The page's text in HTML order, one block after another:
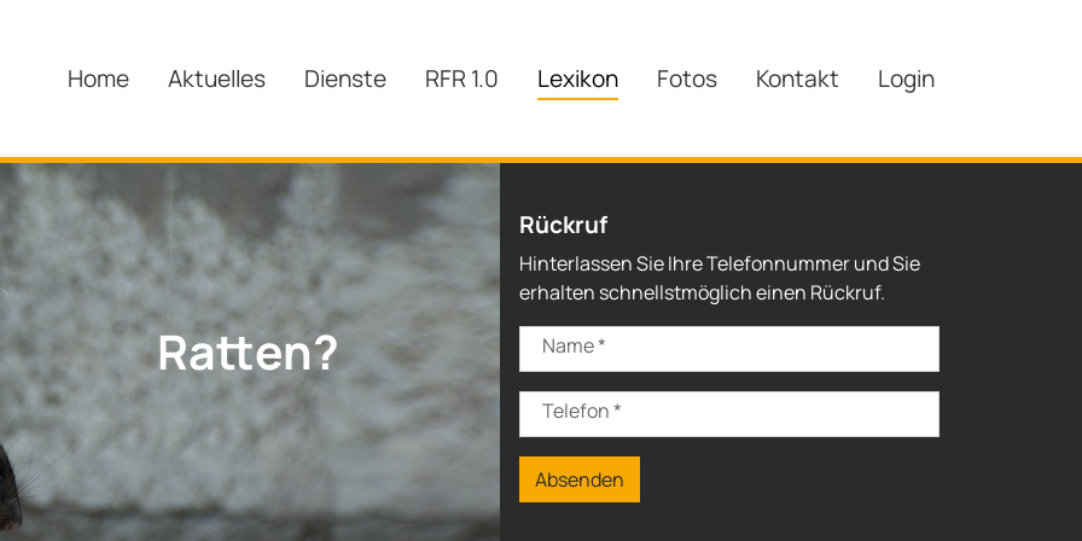
Home Aktuelles Dienste RFR 1.0 Lexikon Fotos Kontakt Login
Ratten?
Wespen?
Rückruf
Hinterlassen Sie Ihre Telefonnummer und Sie
erhalten schnellstmöglich einen Rückruf.
Name*
Telefon*
Absenden